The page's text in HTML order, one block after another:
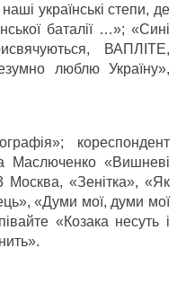
українські степи, де
баталії …»; «Сині
ВАПЛІТЕ,
люблю Україну»,
кореспондент
Маслюченко «Вишневі
Москва, «Зенітка», «Як
«Думи мої, думи мої
«Козака несуть і